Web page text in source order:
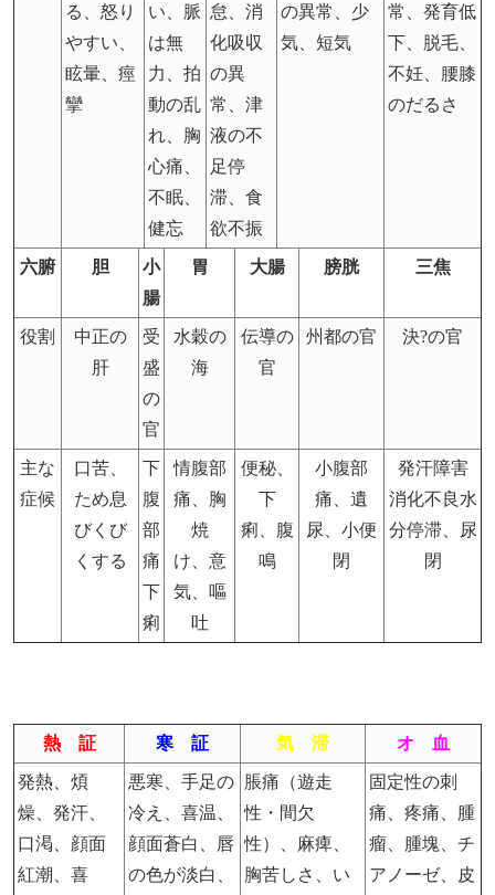
る、怒り
やすい、
眩暈、痙
攣
い、脈
は無
力、拍
動の乱
れ、胸
心痛、
不眠、
健忘
怠、消
化吸収
の異
常、津
液の不
足停
滞、食
欲不振
の異常、少
気、短気
常、発育低
下、脱毛、
不妊、腰膝
のだるさ
六腑 胆
小
腸
胃 大腸 膀胱 三焦
役割
中正の
肝
受
盛
の
官
水穀の
海
伝導の
官
州都の官 決?の官
主な
症候
口苦、
ため息
びくび
くする
下
腹
部
痛
下
痢
情腹部
痛、胸
焼
け、意
気、嘔
吐
便秘、
下
痢、腹
鳴
小腹部
痛、遺
尿、小便
閉
発汗障害
消化不良水
分停滞、尿
閉
熱 証 寒 証 気 滞 オ 血
発熱、煩
燥、発汗、
口渇、顔面
紅潮、喜
悪寒、手足の
冷え、喜温、
顔面蒼白、唇
の色が淡白、
脹痛（遊走
性・間欠
性）、麻痺、
胸苦しさ、い
固定性の刺
痛、疼痛、腫
瘤、腫塊、チ
アノーゼ、皮